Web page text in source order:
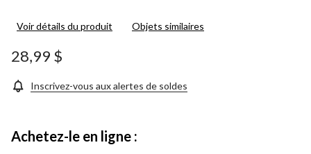
Voir détails du produit Objets similaires
28,99 $
Inscrivez-vous aux alertes de soldes
Achetez-le en ligne :